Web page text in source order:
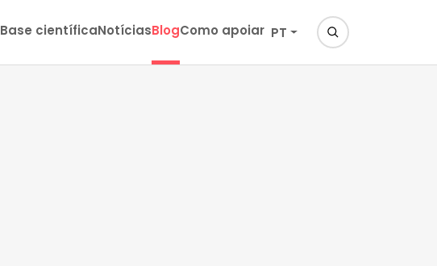
Base científicaNotíciasBlogComo apoiar PT